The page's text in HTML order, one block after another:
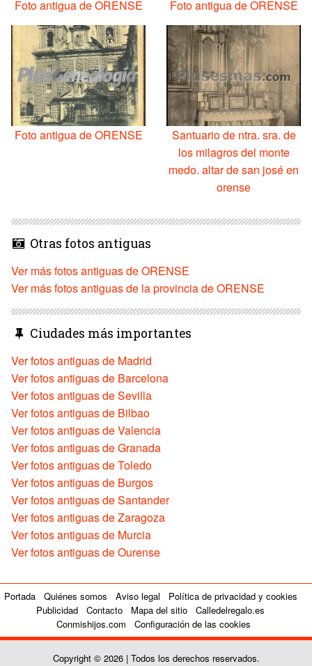
Foto antigua de ORENSE Foto antigua de ORENSE
Foto antigua de ORENSE
Santuario de ntra. sra. de
los milagros del monte
medo. altar de san josé en
orense
Otras fotos antiguas
Ver más fotos antiguas de ORENSE
Ver más fotos antiguas de la provincia de ORENSE
Ciudades más importantes
Ver fotos antiguas de Madrid
Ver fotos antiguas de Barcelona
Ver fotos antiguas de Sevilla
Ver fotos antiguas de Bilbao
Ver fotos antiguas de Valencia
Ver fotos antiguas de Granada
Ver fotos antiguas de Toledo
Ver fotos antiguas de Burgos
Ver fotos antiguas de Santander
Ver fotos antiguas de Zaragoza
Ver fotos antiguas de Murcia
Ver fotos antiguas de Ourense
Portada Quiénes somos Aviso legal
Política de privacidad y cookies
Publicidad
Contacto Mapa del sitio
Calledelregalo.es
Conmishijos.com
Configuración de las cookies
Copyright © 2026 | Todos los derechos reservados.